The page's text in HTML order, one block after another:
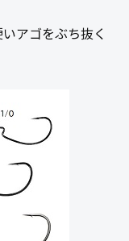
アゴをぶち抜く